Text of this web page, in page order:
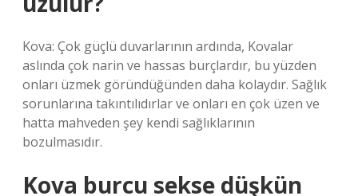
Kova: Çok güçlü duvarlarının ardında, Kovalar
aslında çok narin ve hassas burçlardır, bu yüzden
onları üzmek göründüğünden daha kolaydır. Sağlık
sorunlarına takıntılıdırlar ve onları en çok üzen ve
hatta mahveden şey kendi sağlıklarının
bozulmasıdır.
Kova burcu sekse düşkün